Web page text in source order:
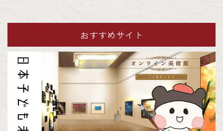
おすすめサイト